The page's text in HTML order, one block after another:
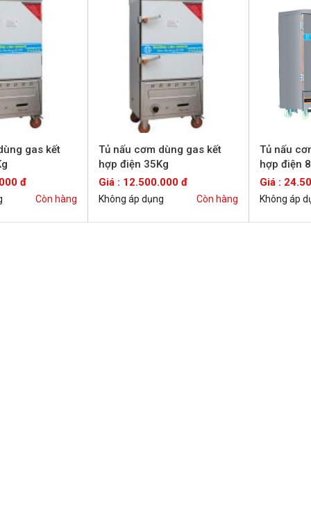
gas kết
đ
Còn hàng
Tủ nấu cơm dùng gas kết
hợp điện 35Kg
Giá : 12.500.000 đ
Không áp dụng Còn hàng
Tủ nấu
hợp điện
Giá :
Không áp